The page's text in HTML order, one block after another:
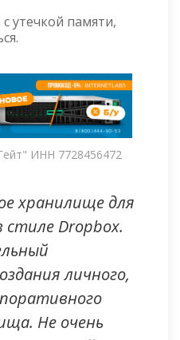
утечкой памяти,
ИНН 7728456472
хранилище для
стиле Dropbox.
личного,
Не очень